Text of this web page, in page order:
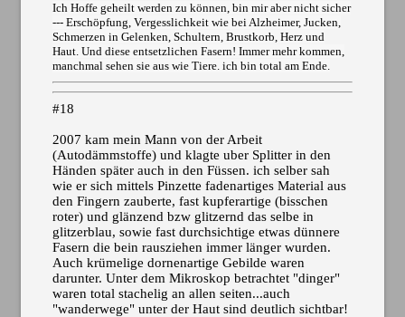
Ich Hoffe geheilt werden zu können, bin mir aber nicht sicher
--- Erschöpfung, Vergesslichkeit wie bei Alzheimer, Jucken,
Schmerzen in Gelenken, Schultern, Brustkorb, Herz und
Haut. Und diese entsetzlichen Fasern! Immer mehr kommen,
manchmal sehen sie aus wie Tiere. ich bin total am Ende.
#18
2007 kam mein Mann von der Arbeit
(Autodämmstoffe) und klagte uber Splitter in den
Händen später auch in den Füssen. ich selber sah
wie er sich mittels Pinzette fadenartiges Material aus
den Fingern zauberte, fast kupferartige (bisschen
roter) und glänzend bzw glitzernd das selbe in
glitzerblau, sowie fast durchsichtige etwas dünnere
Fasern die bein rausziehen immer länger wurden.
Auch krümelige dornenartige Gebilde waren
darunter. Unter dem Mikroskop betrachtet "dinger"
waren total stachelig an allen seiten...auch
"wanderwege" unter der Haut sind deutlich sichtbar!